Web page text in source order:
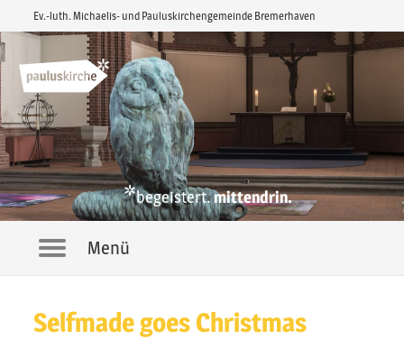
Ev.-luth. Michaelis- und Pauluskirchengemeinde Bremerhaven
*begeistert.mittendrin.
NavigationMenü
Selfmade goes Christmas